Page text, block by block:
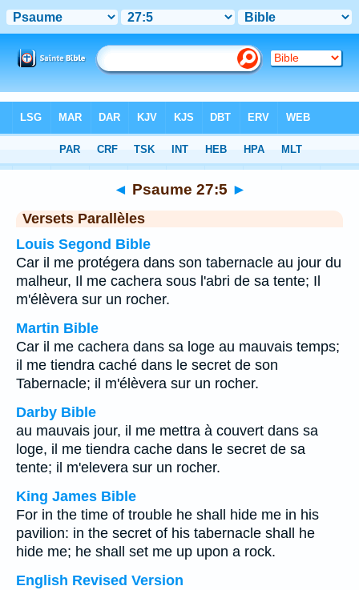
Chapitre 27> Verset 5
◄ Psaume 27:5 ►
Versets Parallèles
Louis Segond Bible
Car il me protégera dans son tabernacle au jour du
malheur, Il me cachera sous l'abri de sa tente; Il
m'élèvera sur un rocher.
Martin Bible
Car il me cachera dans sa loge au mauvais temps;
il me tiendra caché dans le secret de son
Tabernacle; il m'élèvera sur un rocher.
Darby Bible
au mauvais jour, il me mettra à couvert dans sa
loge, il me tiendra cache dans le secret de sa
tente; il m'elevera sur un rocher.
King James Bible
For in the time of trouble he shall hide me in his
pavilion: in the secret of his tabernacle shall he
hide me; he shall set me up upon a rock.
English Revised Version